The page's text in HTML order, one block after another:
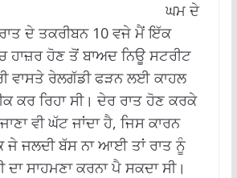
ਘਮ ਦੇ
ਦੇ ਤਕਰੀਬਨ 10 ਵਜੇ ਮੈਂ ਇੱਕ
ਹਾਜ਼ਰ ਹੋਣ ਤੋਂ ਬਾਅਦ ਨਿਊ ਸਟਰੀਟ
ਵਾਸਤੇ ਰੇਲਗੱਡੀ ਫੜਨ ਲਈ ਕਾਹਲ
ਕਰ ਰਿਹਾ ਸੀ। ਦੇਰ ਰਾਤ ਹੋਣ ਕਰਕੇ
ਵੀ ਘੱਟ ਜਾਂਦਾ ਹੈ, ਜਿਸ ਕਾਰਨ
ਜੇ ਜਲਦੀ ਬੱਸ ਨਾ ਆਈ ਤਾਂ ਰਾਤ ਨੂੰ
ਸਾਹਮਣਾ ਕਰਨਾ ਪੈ ਸਕਦਾ ਸੀ।